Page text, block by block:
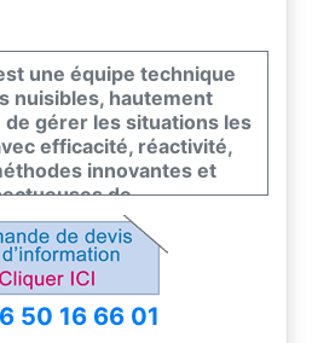
une équipe technique
nuisibles, hautement
de gérer les situations les
efficacité, réactivité,
innovantes et
de
sans recours
matières actives. Nous
des particuliers et des
tous secteurs, y compris
Nous traitons tous
50 16 66 01